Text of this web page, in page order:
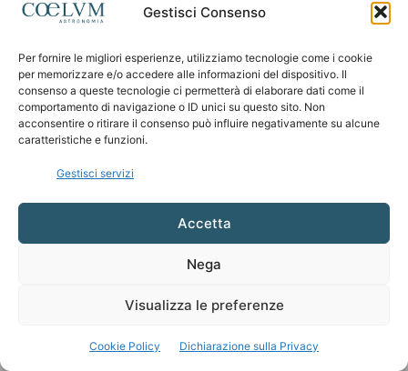
Gestisci Consenso
Per fornire le migliori esperienze, utilizziamo tecnologie come i cookie
per memorizzare e/o accedere alle informazioni del dispositivo. Il
consenso a queste tecnologie ci permetterà di elaborare dati come il
comportamento di navigazione o ID unici su questo sito. Non
acconsentire o ritirare il consenso può influire negativamente su alcune
caratteristiche e funzioni.
Gestisci servizi
Accetta
Nega
Visualizza le preferenze
Cookie Policy Dichiarazione sulla Privacy
SEGUICI